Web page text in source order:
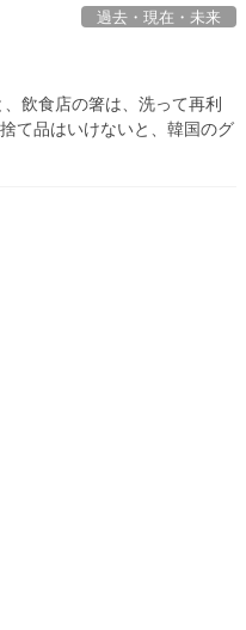
過去・現在・未来
飲食店の箸は、洗って再利
て品はいけないと、韓国のグ